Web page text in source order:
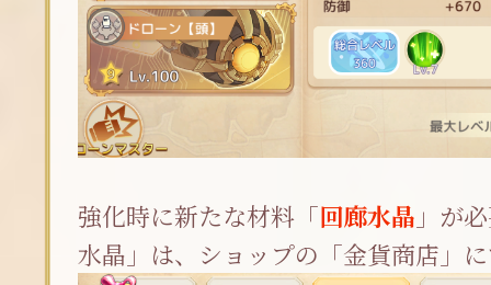
強化時に新たな材料「回廊水晶 」が
水晶」は、ショップの「金貨商店」